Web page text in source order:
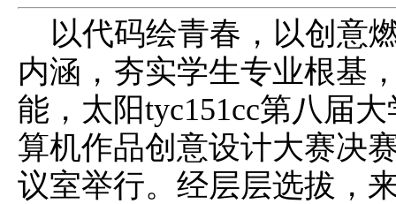
以代码绘青春，以创意
内涵，夯实学生专业根基
能，太阳tyc151cc第八届
算机作品创意设计大赛决
议室举行。经层层选拔，